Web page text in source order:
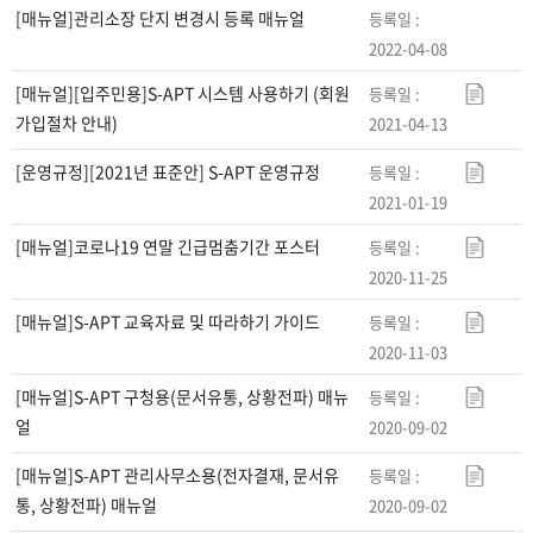
[매뉴얼]관리소장 단지 변경시 등록 매뉴얼
2022-04-08
[매뉴얼][입주민용]S-APT 시스템 사용하기 (회원
가입절차 안내)
2021-04-13
[운영규정][2021년 표준안] S-APT 운영규정
2021-01-19
[매뉴얼]코로나19 연말 긴급멈춤기간 포스터
2020-11-25
[매뉴얼]S-APT 교육자료 및 따라하기 가이드
2020-11-03
[매뉴얼]S-APT 구청용(문서유통, 상황전파) 매뉴
얼
2020-09-02
[매뉴얼]S-APT 관리사무소용(전자결재, 문서유
통, 상황전파) 매뉴얼
2020-09-02